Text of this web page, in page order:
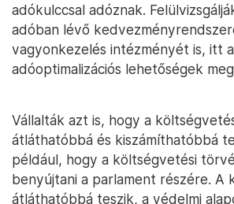
adókulccsal adóznak.
adóban lévő
vagyonkezelés intézményét is, itt
adóoptimalizációs lehetőségek
Vállalták azt is, hogy a
átláthatóbbá és kiszámíthatóbbá
például, hogy a költségvetési
benyújtani a parlament részére. A
átláthatóbbá teszik, a védelmi